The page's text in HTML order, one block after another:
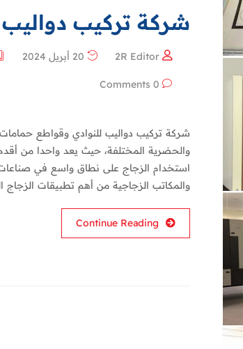
شركة تركيب
2R Editor
شركة تركيب دواليب للنوادي وقواطع حمامات
والحضرية المختلفة، حيث يعد واحدا من
استخدام الزجاج على نطاق واسع في صناعات
والمكاتب الزجاجية من أهم تطبيقات
Continue Reading